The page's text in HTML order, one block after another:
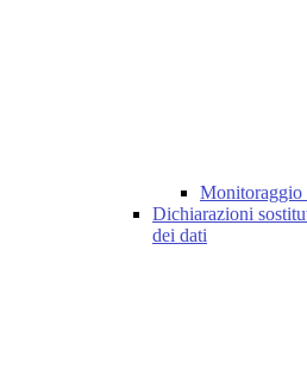
Monitoraggio
Dichiarazioni
dei dati